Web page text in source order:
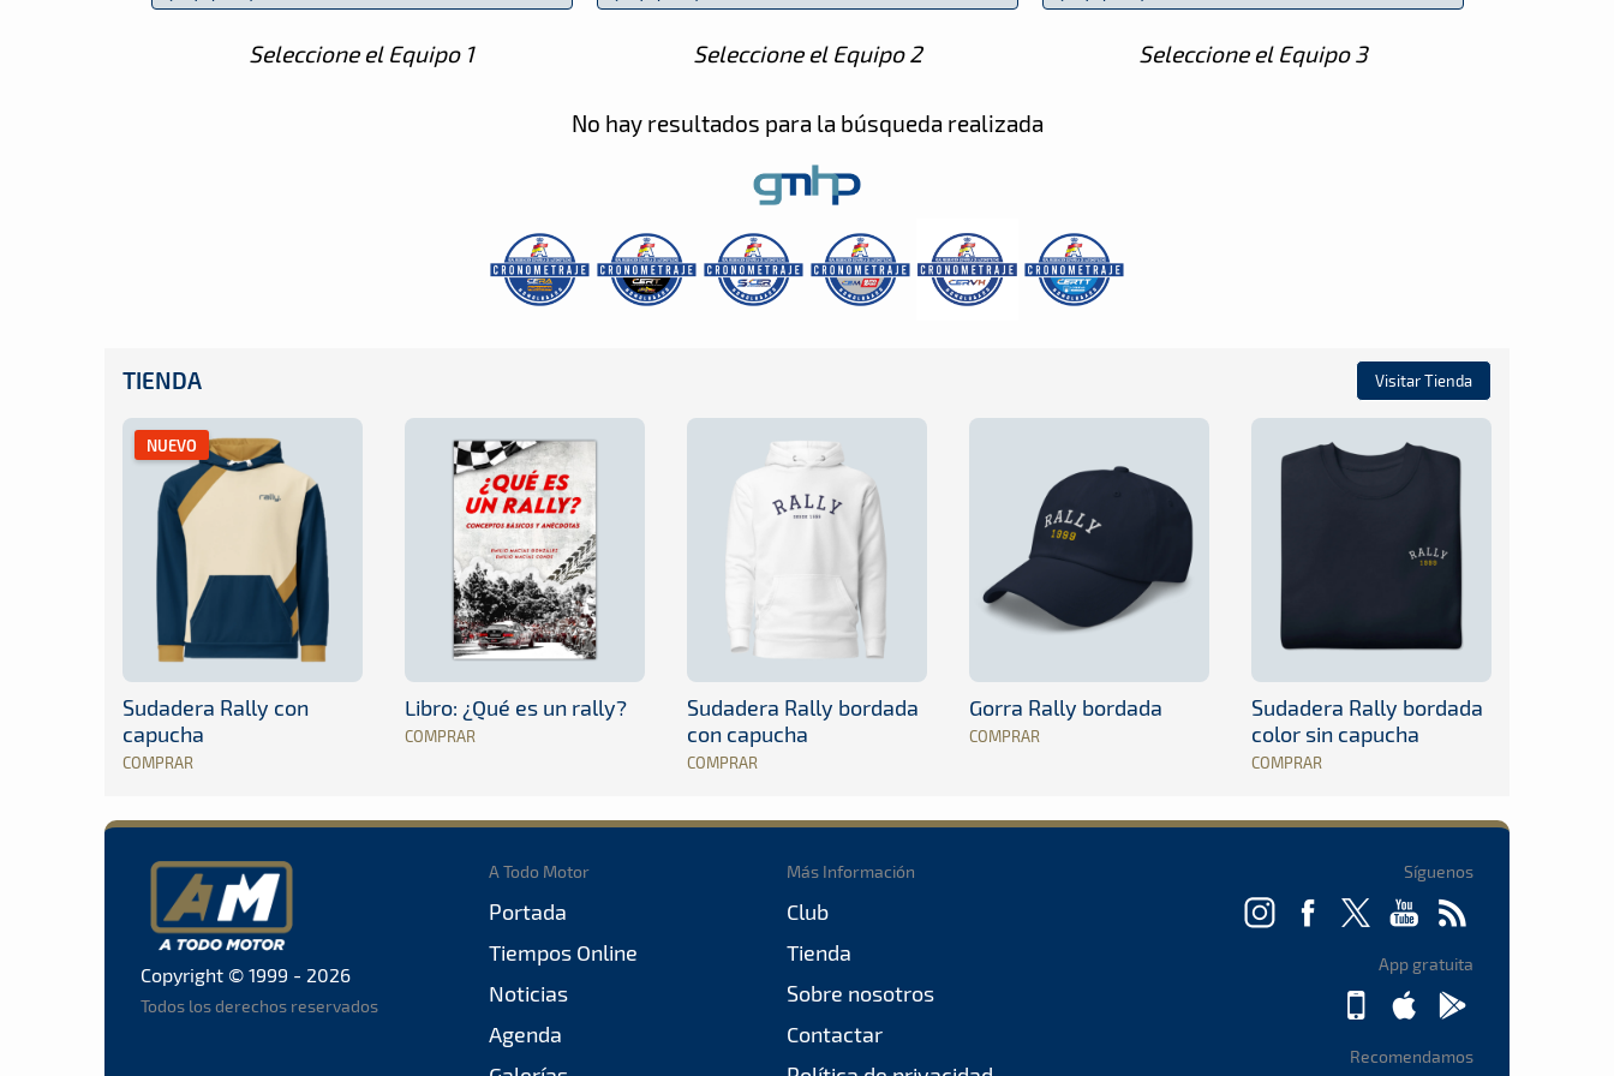
Seleccione el Equipo 1 Seleccione el Equipo 2 Seleccione el Equipo 3
No hay resultados para la búsqueda realizada
TIENDA Visitar Tienda
NUEVO
Sudadera Rally con
capucha
COMPRAR
Libro: ¿Qué es un rally?
COMPRAR
Sudadera Rally bordada
con capucha
COMPRAR
Gorra Rally bordada
COMPRAR
Sudadera Rally bordada
color sin capucha
COMPRAR
Copyright © 1999 - 2026
Todos los derechos reservados
A Todo Motor
Portada
Tiempos Online
Noticias
Agenda
Más Información
Club
Tienda
Sobre nosotros
Contactar
Síguenos
App gratuita
Recomendamos